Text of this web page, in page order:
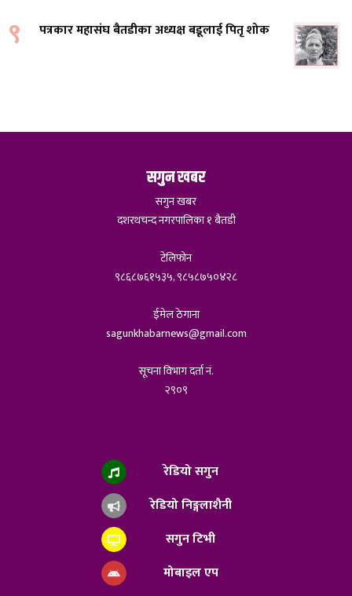
९ पत्रकार महासंघ बैतडीका अध्यक्ष बडूलाई पितृ शोक
सगुन खबर
सगुन खबर
दशरथचन्द नगरपालिका १ बैतडी
टेलिफोन
९८६८७६१५३५, ९८५८७५०४२८
ईमेल ठेगाना
sagunkhabarnews@gmail.com
सूचना विभाग दर्ता नं.
२९०९
रेडियो सगुन
रेडियो निङ्गलाशैनी
सगुन टिभी
मोबाइल एप